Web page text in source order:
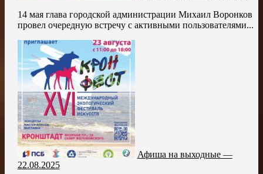
14 мая глава городской администрации Михаил Воронков
провел очередную встречу с активными пользователями...
Афиша на выходные —
22.08.2025